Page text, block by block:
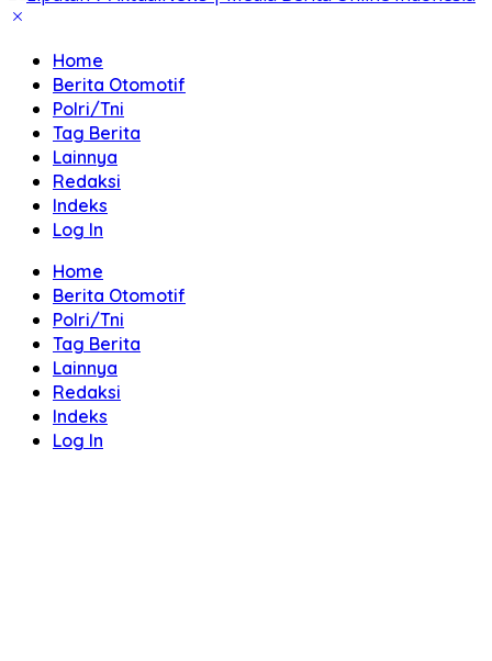
Home
Berita Otomotif
Polri/Tni
Tag Berita
Lainnya
Redaksi
Indeks
Log In
Home
Berita Otomotif
Polri/Tni
Tag Berita
Lainnya
Redaksi
Indeks
Log In